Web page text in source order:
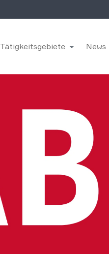
Tätigkeitsgebiete News